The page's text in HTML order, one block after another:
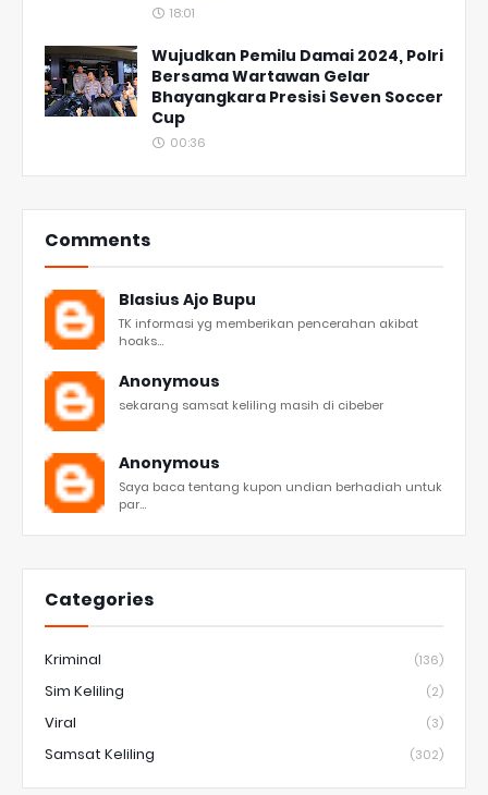
18:01
Wujudkan Pemilu Damai 2024, Polri
Bersama Wartawan Gelar
Bhayangkara Presisi Seven Soccer
Cup
00:36
Comments
Blasius Ajo Bupu
TK informasi yg memberikan pencerahan akibat
hoaks...
Anonymous
sekarang samsat keliling masih di cibeber
Anonymous
Saya baca tentang kupon undian berhadiah untuk
par...
Categories
Kriminal (136)
Sim Keliling (2)
Viral (3)
Samsat Keliling (302)